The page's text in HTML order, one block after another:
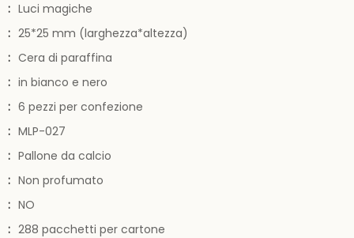
: Luci magiche
: 25*25 mm (larghezza*altezza)
: Cera di paraffina
: in bianco e nero
: 6 pezzi per confezione
: MLP-027
: Pallone da calcio
: Non profumato
: NO
: 288 pacchetti per cartone